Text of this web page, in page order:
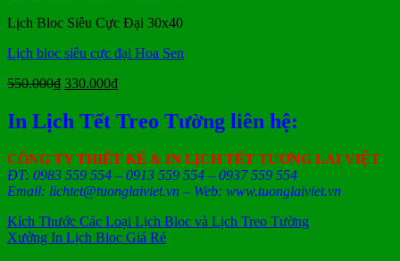
29.000₫.
Lịch Bloc Siêu Cực Đại 30x40
Lịch bloc siêu cực đại Hoa Sen
550.000₫ Giá
là:
550.000₫.
330.000₫Giá
tại
là:
In Lịch Tết Treo Tường liên hệ:
CÔNG TY THIẾT KẾ & IN LỊCH TẾT TƯƠNG LAI VIỆT
ĐT: 0983 559 554 – 0913 559 554 – 0937 559 554
Email: lichtet@tuonglaiviet.vn – Web: www.tuonglaiviet.vn
Kích Thước Các Loại Lịch Bloc và Lịch Treo Tường
Xưởng In Lịch Bloc Giá Rẻ